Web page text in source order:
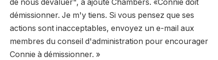
de nous dévaluer", a ajouté Chambers. «Connie doit
démissionner. Je m'y tiens. Si vous pensez que ses
actions sont inacceptables, envoyez un e-mail aux
membres du conseil d'administration pour encourager
Connie à démissionner. »